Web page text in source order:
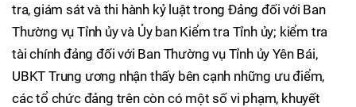
tra, giám sát và thi hành kỷ luật trong Đảng đối với Ban
Thường vụ Tỉnh ủy và Ủy ban Kiểm tra Tỉnh ủy; kiểm tra
tài chính đảng đối với Ban Thường vụ Tỉnh ủy Yên Bái,
UBKT Trung ương nhận thấy bên cạnh những ưu điểm,
các tổ chức đảng trên còn có một số vi phạm, khuyết